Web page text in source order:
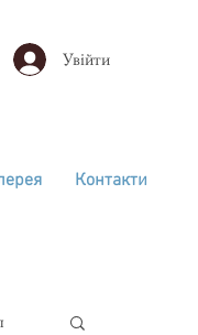
Контакти
Увійти